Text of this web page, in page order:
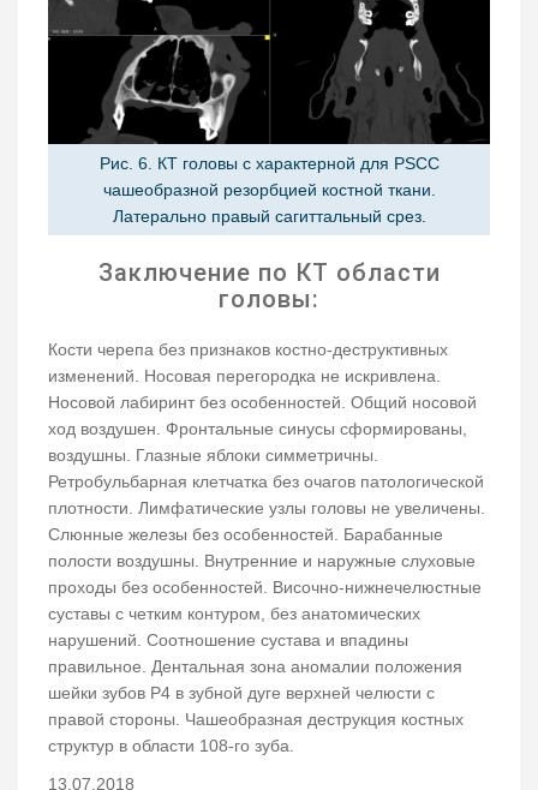
Рис. 6. КТ головы с характерной для PSCC
чашеобразной резорбцией костной ткани.
Латерально правый сагиттальный срез.
Заключение по КТ области
головы:
Кости черепа без признаков костно-деструктивных
изменений. Носовая перегородка не искривлена.
Носовой лабиринт без особенностей. Общий носовой
ход воздушен. Фронтальные синусы сформированы,
воздушны. Глазные яблоки симметричны.
Ретробульбарная клетчатка без очагов патологической
плотности. Лимфатические узлы головы не увеличены.
Слюнные железы без особенностей. Барабанные
полости воздушны. Внутренние и наружные слуховые
проходы без особенностей. Височно-нижнечелюстные
суставы с четким контуром, без анатомических
нарушений. Соотношение сустава и впадины
правильное. Дентальная зона аномалии положения
шейки зубов P4 в зубной дуге верхней челюсти c
правой стороны. Чашеобразная деструкция костных
структур в области 108-го зуба.
13.07.2018